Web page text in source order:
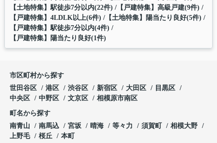
【土地特集】駅徒歩7分以内(22件) 【戸建特集】高級戸建(9件)
【戸建特集】4LDLK以上(6件) 【土地特集】陽当たり良好(5件)
【戸建特集】駅徒歩7分以内(4件)
【戸建特集】陽当たり良好(1件)
市区町村から探す
世田谷区
港区 渋谷区 新宿区 大田区
目黒区
中央区
中野区 文京区 相模原市南区
町名から探す
南青山
南馬込 宮坂 晴海 等々力 須賀町
相模大野
上野毛
桜丘 本町